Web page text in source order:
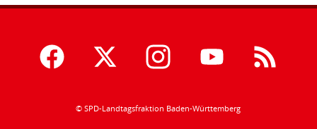
© SPD-Landtagsfraktion Baden-Württemberg